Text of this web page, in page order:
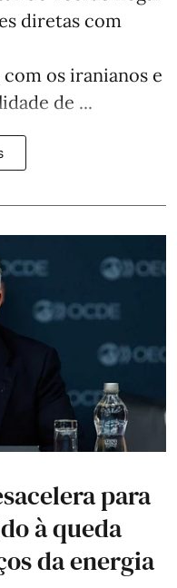
diretas com
com os iranianos e
de ...
para
à queda
da energia